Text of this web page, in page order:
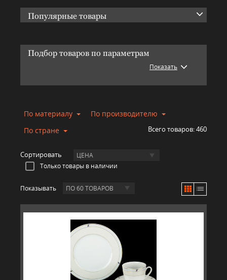
Популярные товары
Подбор товаров по параметрам
Показать
По материалу
По производителю
По стране
Всего товаров:460
Сортировать ЦЕНА
Только товары в наличии
Показывать ПО 60 ТОВАРОВ